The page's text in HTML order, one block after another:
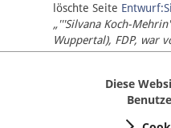
löschte Seite
„'''Silvana Koch-
Wuppertal), FDP, war
Europäischen
Diese